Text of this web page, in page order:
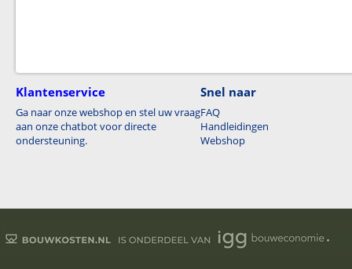
Klantenservice
Ga naar onze webshop en stel uw vraag
aan onze chatbot voor directe
ondersteuning.
Snel naar
FAQ
Handleidingen
Webshop